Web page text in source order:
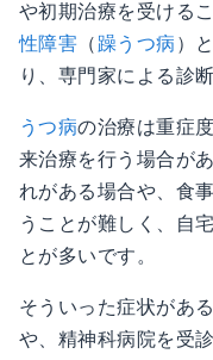
や初期治療を受ける
性障害 （ 躁うつ病 ）
り、専門家による診
うつ病の治療は重症
来治療を行う場合が
れがある場合や、食
うことが難しく、自
とが多いです。
そういった症状があ
や、精神科病院を受